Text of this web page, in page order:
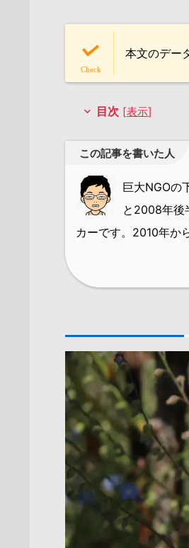
本文のデー
目次 [表示]
この記事を書いた人
巨大NGOの
と2008年後
カーです。 2010年か